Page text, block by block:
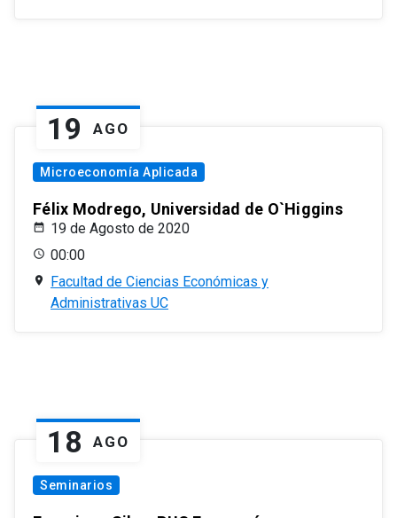
19 AGO
Microeconomía Aplicada
Félix Modrego, Universidad de O`Higgins
19 de Agosto de 2020
00:00
Facultad de Ciencias Económicas y
Administrativas UC
18 AGO
Seminarios